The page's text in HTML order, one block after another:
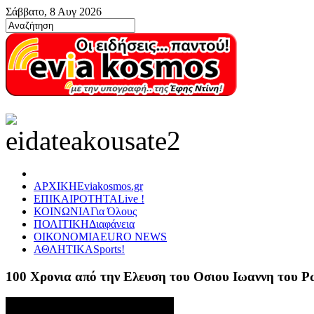
Σάββατο, 8 Αυγ 2026
ΑΡΧΙΚΗEviakosmos.gr
ΕΠΙΚΑΙΡΟΤΗΤΑLive !
ΚΟΙΝΩΝΙΑΓια Όλους
ΠΟΛΙΤΙΚΗΔιαφάνεια
ΟΙΚΟΝΟΜΙΑEURO NEWS
ΑΘΛΗΤΙΚΑSports!
100 Χρονια από την Ελευση του Οσιου Ιωαννη του